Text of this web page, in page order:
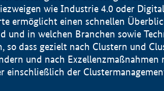
wie Industrie 4.0 oder
ermöglicht einen schnellen
in welchen Branchen sowie
dass gezielt nach Clustern und
und nach Exzellenzmaßnahmen
einschließlich der